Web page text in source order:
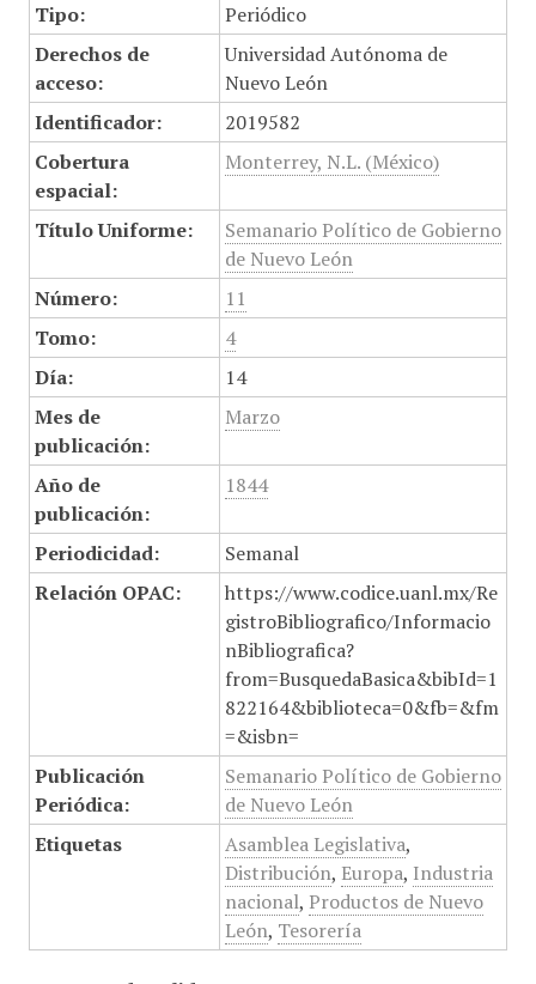
Tipo:
Periódico
Derechos de
acceso:
Universidad Autónoma de
Nuevo León
Identificador:
2019582
Cobertura
espacial:
Monterrey, N.L. (México)
Título Uniforme:
Semanario Político de Gobierno
de Nuevo León
Número:
11
Tomo:
4
Día:
14
Mes de
publicación:
Marzo
Año de
publicación:
1844
Periodicidad:
Semanal
Relación OPAC:
https://www.codice.uanl.mx/Re
gistroBibliografico/Informacio
nBibliografica?
from=BusquedaBasica&bibId=1
822164&biblioteca=0&fb=&fm
=&isbn=
Publicación
Periódica:
Semanario Político de Gobierno
de Nuevo León
Etiquetas
Asamblea Legislativa,
Distribución, Europa, Industria
nacional, Productos de Nuevo
León, Tesorería